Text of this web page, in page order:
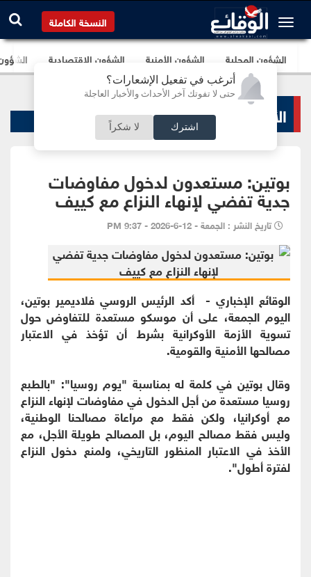
أترغب في تفعيل الإشعارات؟
حتى لا تفوتك آخر الأحداث والأخبار العاجلة
اشترك لا شكراً
النسخة الكاملة
الشؤون المحلية الشؤون الأمنية الشؤون الإقتصادية
الأخبار السياسية
بوتين: مستعدون لدخول مفاوضات
جدية تفضي لإنهاء النزاع مع كييف
تاريخ النشر : الجمعة - 12-6-2026 - 9:37 PM
الوقائع الإخباري - أكد الرئيس الروسي فلاديمير بوتين،
اليوم الجمعة، على أن موسكو مستعدة للتفاوض حول
تسوية الأزمة الأوكرانية بشرط أن تؤخذ في الاعتبار
مصالحها الأمنية والقومية.
وقال بوتين في كلمة له بمناسبة "يوم روسيا": "بالطبع
روسيا مستعدة من أجل الدخول في مفاوضات لإنهاء النزاع
مع أوكرانيا، ولكن فقط مع مراعاة مصالحنا الوطنية،
وليس فقط مصالح اليوم، بل المصالح طويلة الأجل، مع
الأخذ في الاعتبار المنظور التاريخي، ولمنع دخول النزاع
لفترة أطول".